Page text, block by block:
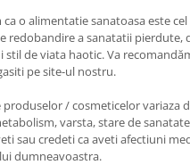
si Jeleuri
ca o alimentatie sanatoasa este
redobandire a sanatatii
stil de viata haotic. Va
pe site-ul nostru.
produselor / cosmeticelor variaza
varsta, stare de
sau credeti ca aveti afectiuni
dumneavoastra.